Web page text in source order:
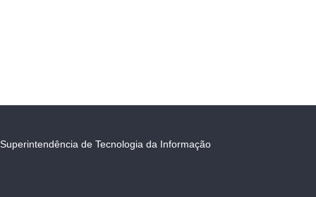
Superintendência de Tecnologia da Informação